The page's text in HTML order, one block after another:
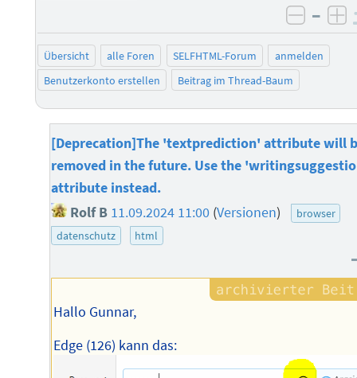
–
Übersicht alle Foren SELFHTML-Forum
anmelden
Benutzerkonto erstellen
Beitrag im Thread-Baum
[Deprecation]The 'textprediction' attribute will
removed in the future. Use the
attribute instead.
Rolf B 11.09.2024 11:00 (Versionen)
browser
datenschutz
html
Hallo Gunnar,
Edge (126) kann das: